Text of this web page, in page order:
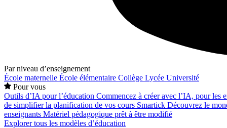
Par niveau d’enseignement
École maternelle École élémentaire Collège Lycée Université
Pour vous
Outils d’IA pour l’éducation Commencez à créer avec l’IA, pour les
de simplifier la planification de vos cours Smartick Découvrez le
enseignants Matériel pédagogique prêt à être modifié
Explorer tous les modèles d’éducation